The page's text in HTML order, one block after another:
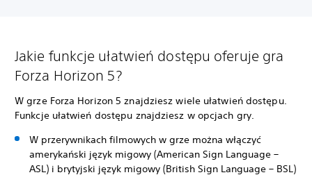
Jakie funkcje ułatwień dostępu oferuje gra
Forza Horizon 5?
W grze Forza Horizon 5 znajdziesz wiele ułatwień dostępu.
Funkcje ułatwień dostępu znajdziesz w opcjach gry.
W przerywnikach filmowych w grze można włączyć
amerykański język migowy (American Sign Language –
ASL) i brytyjski język migowy (British Sign Language – BSL)